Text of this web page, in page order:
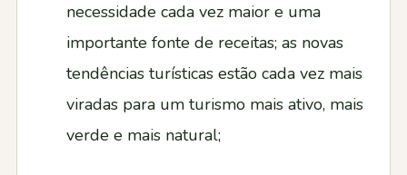
necessidade cada vez maior e uma
importante fonte de receitas; as novas
tendências turísticas estão cada vez mais
viradas para um turismo mais ativo, mais
verde e mais natural;